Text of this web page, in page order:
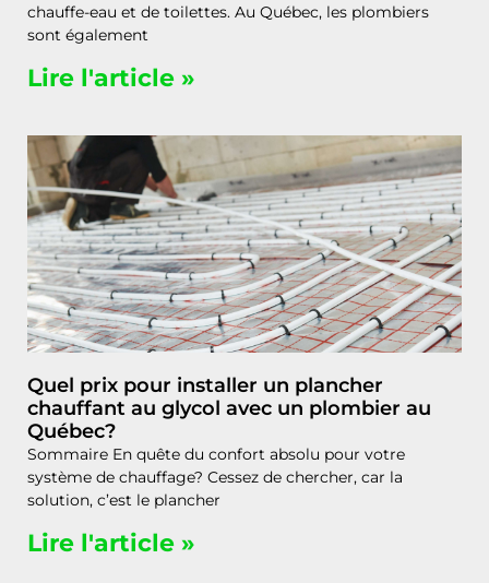
chauffe-eau et de toilettes. Au Québec, les plombiers
sont également
Lire l'article »
Quel prix pour installer un plancher
chauffant au glycol avec un plombier au
Québec?
Sommaire En quête du confort absolu pour votre
système de chauffage? Cessez de chercher, car la
solution, c’est le plancher
Lire l'article »